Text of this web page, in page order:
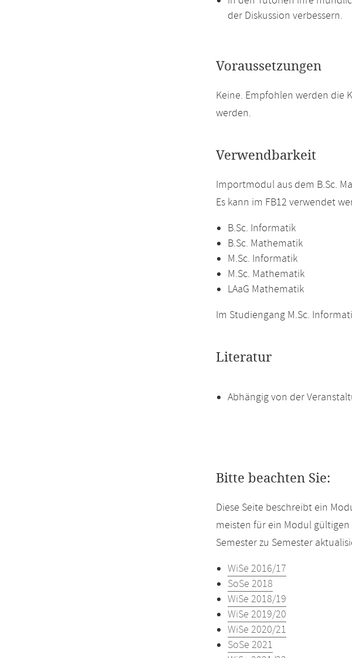
der Diskussion verbessern.
Voraussetzungen
Keine. Empfohlen werden die
werden.
Verwendbarkeit
Importmodul aus dem B.Sc.
Es kann im FB12 verwendet
B.Sc. Informatik
B.Sc. Mathematik
M.Sc. Informatik
M.Sc. Mathematik
LAaG Mathematik
Im Studiengang M.Sc.
Literatur
Abhängig von der
Bitte beachten Sie:
Diese Seite beschreibt ein
meisten für ein Modul
Semester zu Semester
WiSe 2016/17
SoSe 2018
WiSe 2018/19
WiSe 2019/20
WiSe 2020/21
SoSe 2021